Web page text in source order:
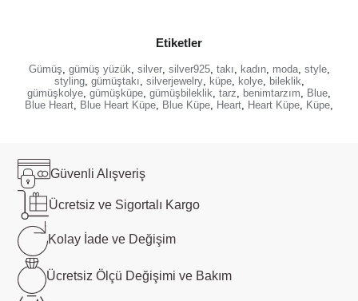
Etiketler
Gümüş, gümüş yüzük, silver, silver925, takı, kadın, moda, style,
styling, gümüştakı, silverjewelry, küpe, kolye, bileklik,
gümüşkolye, gümüşküpe, gümüşbileklik, tarz, benimtarzım, Blue,
Blue Heart, Blue Heart Küpe, Blue Küpe, Heart, Heart Küpe, Küpe,
Güvenli Alışveriş
Ücretsiz ve Sigortalı Kargo
Kolay İade ve Değişim
Ücretsiz Ölçü Değişimi ve Bakım